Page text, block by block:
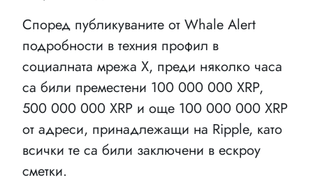
Според публикуваните от Whale Alert
подробности в техния профил в
социалната мрежа X, преди няколко часа
са били преместени 100 000 000 XRP,
500 000 000 XRP и още 100 000 000 XRP
от адреси, принадлежащи на Ripple, като
всички те са били заключени в ескроу
сметки.